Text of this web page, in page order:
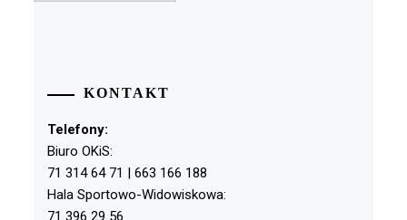
KONTAKT
Telefony:
Biuro OKiS:
71 314 64 71 | 663 166 188
Hala Sportowo-Widowiskowa:
71 396 29 56